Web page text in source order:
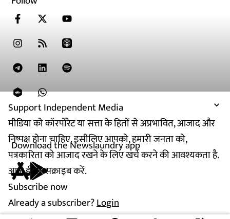
Support Independent Media
मीडिया को कॉरपोरेट या सत्ता के हितों से अप्रभावित, आजाद और
निष्पक्ष होना चाहिए. इसीलिए आपको, हमारी जनता को,
पत्रकारिता को आजाद रखने के लिए खर्च करने की आवश्यकता है.
आज ही सब्सक्राइब करें.
Subscribe now
Already a subscriber?Login
Download the Newslaundry app